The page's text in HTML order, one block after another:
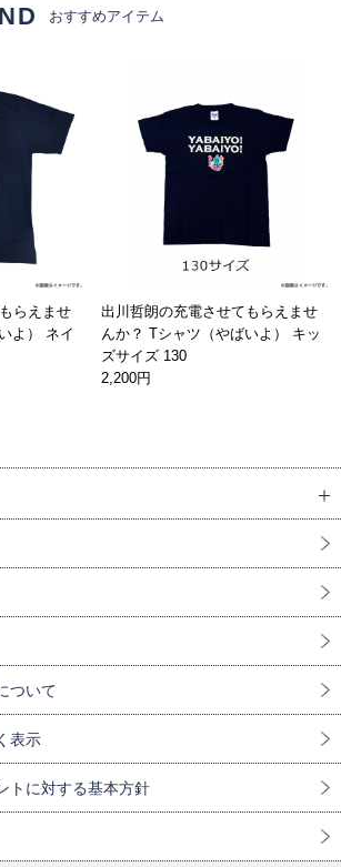
おすすめアイテム
らえませ
よ） ネイ
出川哲朗の充電させてもらえませ
んか？ Tシャツ（やばいよ） キッ
ズサイズ 130
2,200円
ついて
表示
トに対する基本方針